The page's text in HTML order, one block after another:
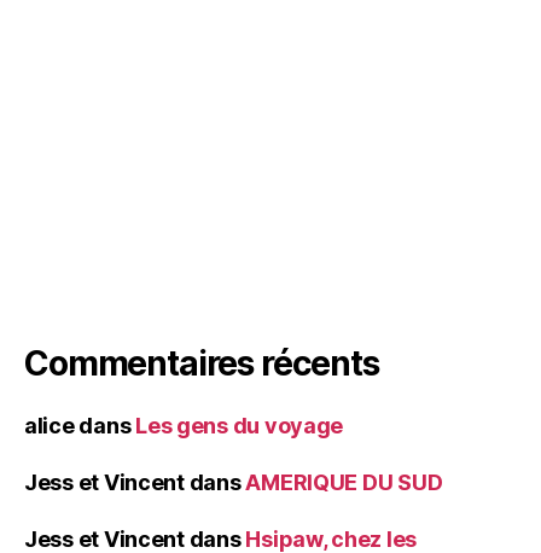
Commentaires récents
alicedansLes gens du voyage
Jess et VincentdansAMERIQUE DU SUD
Jess et VincentdansHsipaw, chez les